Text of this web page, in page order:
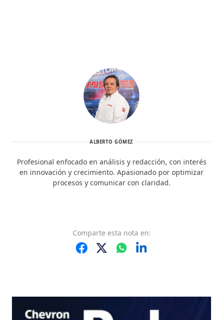
ALBERTO GÓMEZ
Profesional enfocado en análisis y redacción, con interés
en innovación y crecimiento. Apasionado por optimizar
procesos y comunicar con claridad.
Comparte esta nota en: